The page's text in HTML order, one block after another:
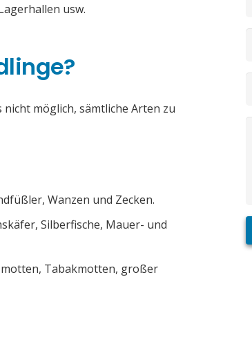
usw.
möglich, sämtliche Arten zu
Wanzen und Zecken.
Silberfische, Mauer- und
Tabakmotten, großer